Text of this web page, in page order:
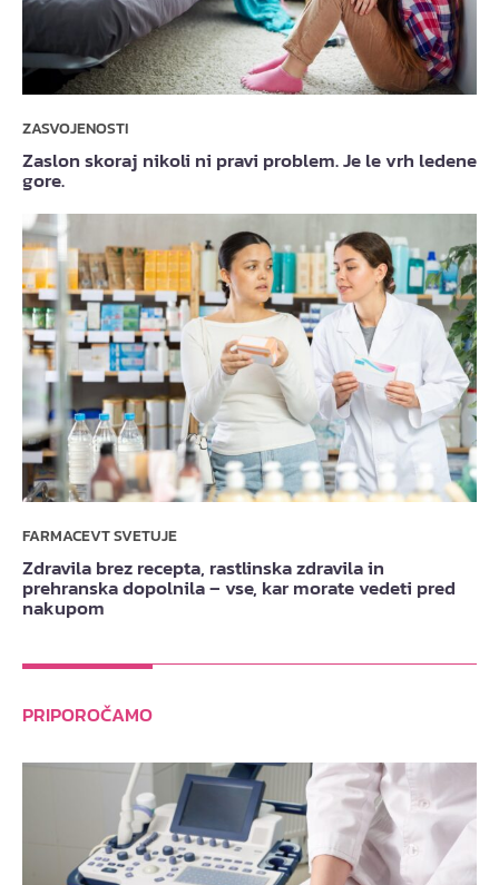
ZASVOJENOSTI
Zaslon skoraj nikoli ni pravi problem. Je le vrh ledene
gore.
FARMACEVT SVETUJE
Zdravila brez recepta, rastlinska zdravila in
prehranska dopolnila – vse, kar morate vedeti pred
nakupom
PRIPOROČAMO